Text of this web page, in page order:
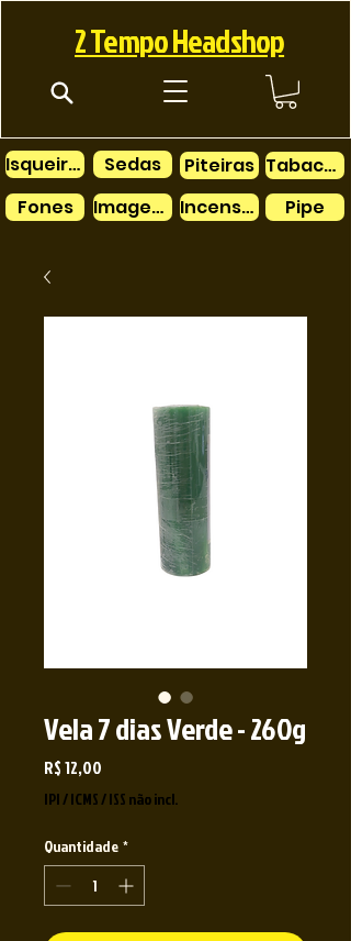
2 Tempo Headshop
Isqueiros
Fones
Sedas
Imagens
Piteiras
Tabacos
Incensos
Pipe
Vela 7 dias Verde - 260g
R$ 12,00
IPI / ICMS / ISS não incl.
Quantidade *